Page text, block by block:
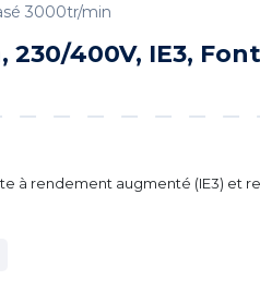
3000tr/min
230/400V, IE3,
à rendement augmenté (IE3) et